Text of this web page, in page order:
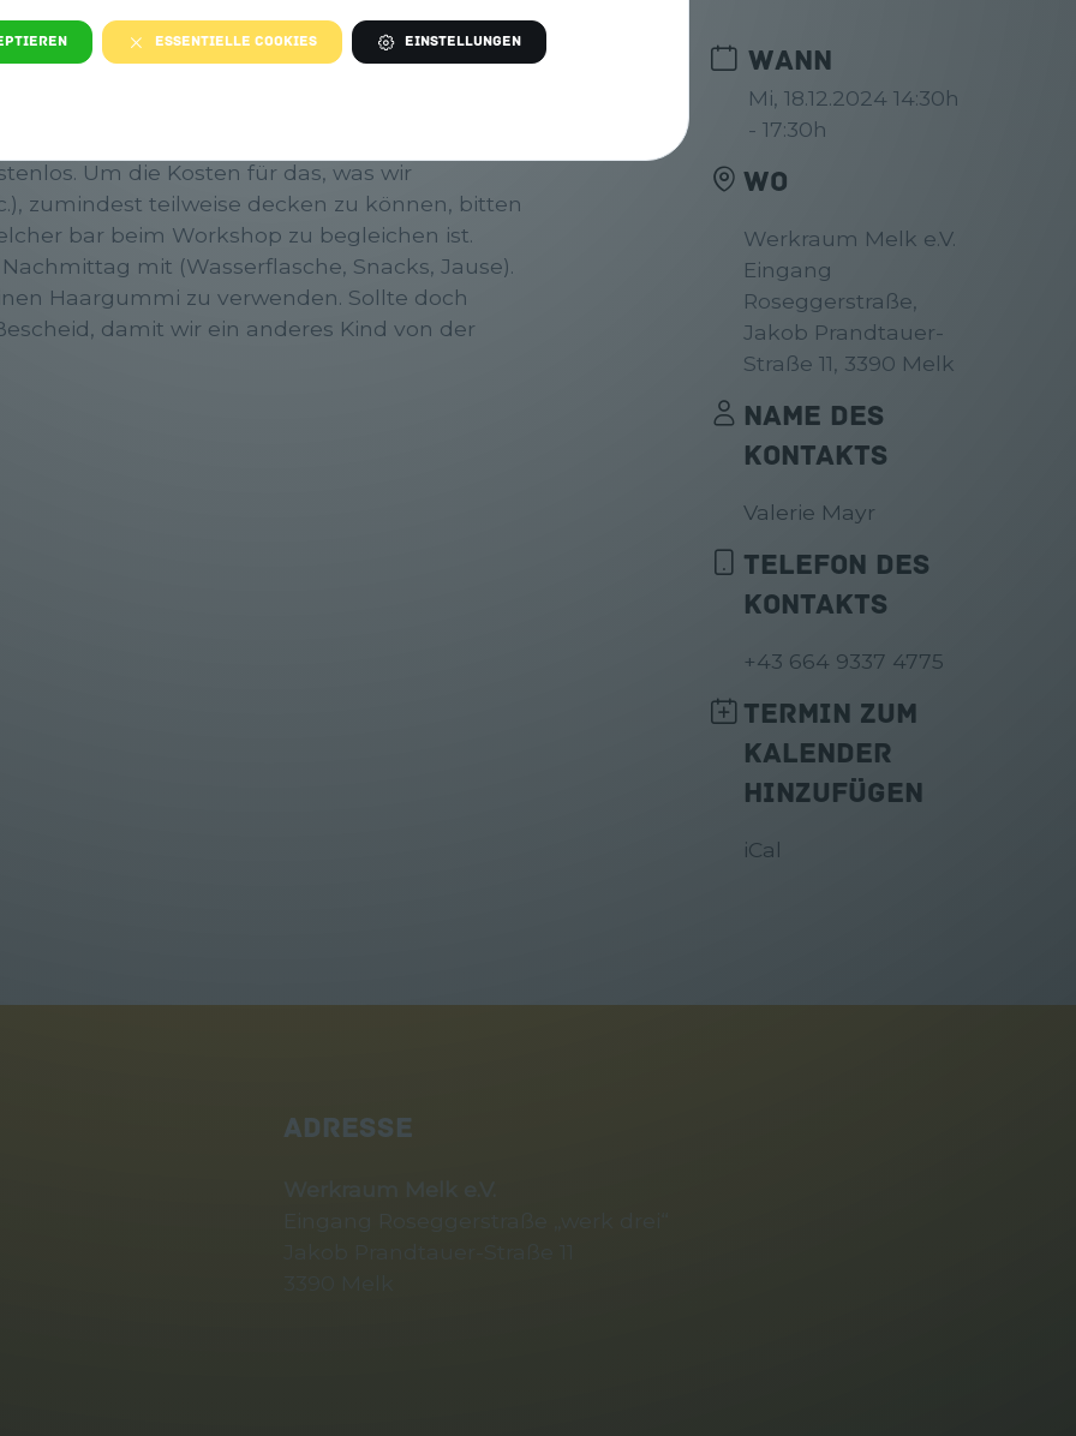
Der Workshop findet im Werkraum
Um die Kosten für das, was wir
zumindest teilweise decken zu können, bitten
bar beim Workshop zu begleichen ist.
mit (Wasserflasche, Snacks, Jause).
Haargummi zu verwenden. Sollte doch
damit wir ein anderes Kind von der
WANN
Mi, 18.12.2024 14:30h
- 17:30h
WO
Werkraum Melk e.V.
Eingang
Roseggerstraße,
Jakob Prandtauer-
Straße 11, 3390 Melk
NAME DES
KONTAKTS
Valerie Mayr
TELEFON DES
KONTAKTS
+43 664 9337 4775
TERMIN ZUM
KALENDER
HINZUFÜGEN
iCal
ADRESSE
Essentielle Cookies Einstellungen